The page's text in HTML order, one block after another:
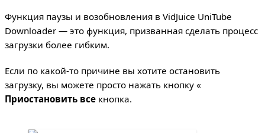
Функция паузы и возобновления в VidJuice UniTube
Downloader — это функция, призванная сделать процесс
загрузки более гибким.
Если по какой-то причине вы хотите остановить
загрузку, вы можете просто нажать кнопку «
Приостановить все кнопка.